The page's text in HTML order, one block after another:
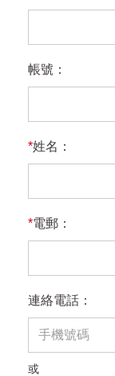
帳號：
*姓名：
*電郵：
連絡電話：
或